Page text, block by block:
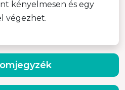
kényelmesen és egy
végezhet.